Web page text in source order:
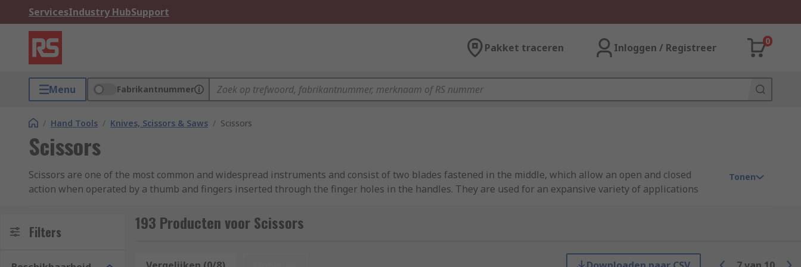
ServicesIndustry HubSupport
Pakket traceren Inloggen / Registreer
0
Menu Fabrikantnummer
/ Hand Tools / Knives, Scissors & Saws / Scissors
Scissors
Scissors are one of the most common and widespread instruments and consist of two blades fastened in the middle, which allow an open and closed
action when operated by a thumb and fingers inserted through the finger holes in the handles. They are used for an expansive variety of applications
many industrial applications, too. The right scissors can cut various materials, such as tarp, wire, underlay or plastics.
Tonen
Filters 193 Producten voor Scissors